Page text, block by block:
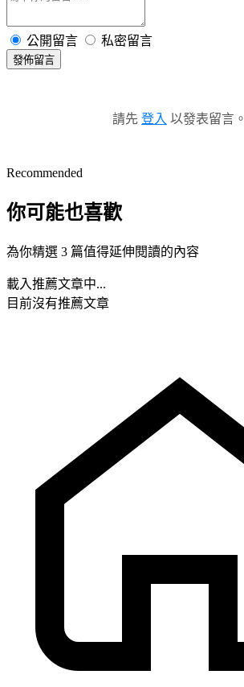
公開留言 私密留言
發佈留言
請先 登入 以發表留言。
Recommended
你可能也喜歡
為你精選 3 篇值得延伸閱讀的內容
載入推薦文章中...
目前沒有推薦文章